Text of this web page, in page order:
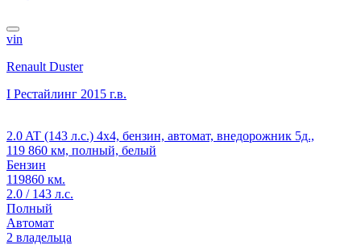
vin
Renault Duster
I Рестайлинг 2015 г.в.
2.0 AT (143 л.с.) 4x4, бензин, автомат, внедорожник 5д.,
119 860 км, полный, белый
Бензин
119860 км.
2.0 / 143 л.с.
Полный
Автомат
2 владельца